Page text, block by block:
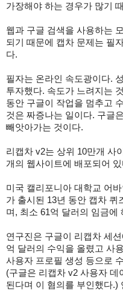
가장해야 하는 경우가 많기
웹과 구글 검색을 사용하는
되기 때문에 캡차 문제는 필
다.
필자는 온라인 속도광이다.
투자했다. 속도가 느려지는
동안 구글이 작업을 멈추고
것은 짜증나는 일이다. 구글
빼앗아가는 것이다.
리캡차 v2는 상위 10만개 사
개의 웹사이트에 배포되어 있
미국 캘리포니아 대학교 어
가 출시된 13년 동안 캡차 퀴
며, 최소 61억 달러의 임금에
연구진은 구글이 리캡차 세
억 달러의 수익을 올렸고 사
사용자 프로필 생성 등으로
(구글은 리캡차 v2 사용자
된다며 이 혐의를 부인했다.)